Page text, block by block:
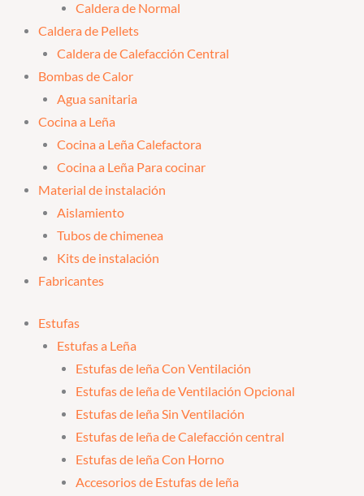
Caldera de Normal
Caldera de Pellets
Caldera de Calefacción Central
Bombas de Calor
Agua sanitaria
Cocina a Leña
Cocina a Leña Calefactora
Cocina a Leña Para cocinar
Material de instalación
Aislamiento
Tubos de chimenea
Kits de instalación
Fabricantes
Estufas
Estufas a Leña
Estufas de leña Con Ventilación
Estufas de leña de Ventilación Opcional
Estufas de leña Sin Ventilación
Estufas de leña de Calefacción central
Estufas de leña Con Horno
Accesorios de Estufas de leña